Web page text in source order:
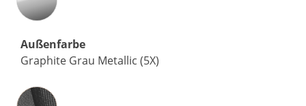
Außenfarbe
Graphite Grau Metallic (5X)
Innenausstattung